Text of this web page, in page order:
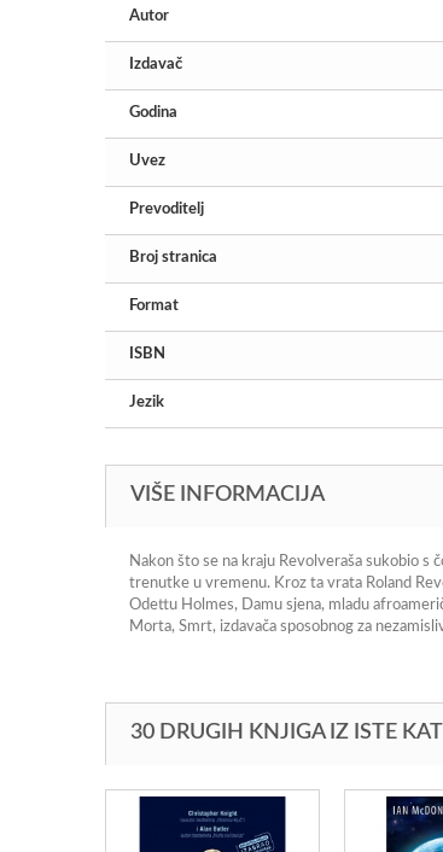
Autor
Izdavač
Godina
Uvez
Prevoditelj
Broj stranica
Format
ISBN
Jezik
VIŠE INFORMACIJA
Nakon što se na kraju Revolveraša sukobio s
trenutke u vremenu. Kroz ta vrata Roland
Odettu Holmes, Damu sjena, mladu
Morta, Smrt, izdavača sposobnog za
30 DRUGIH KNJIGA IZ ISTE